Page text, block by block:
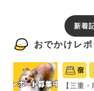
新着
おでかけレポ
宿
【三重